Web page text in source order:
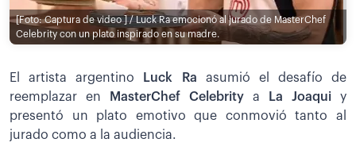
[Foto: Captura de video ] / Luck Ra emocionó al jurado de MasterChef
Celebrity con un plato inspirado en su madre.
El artista argentino Luck Ra asumió el desafío de
reemplazar en MasterChef Celebrity a La Joaqui y
presentó un plato emotivo que conmovió tanto al
jurado como a la audiencia.